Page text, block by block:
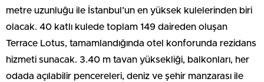
metre uzunluğu ile İstanbul’un en yüksek kulelerinden biri
olacak. 40 katlı kulede toplam 149 daireden oluşan
Terrace Lotus, tamamlandığında otel konforunda rezidans
hizmeti sunacak. 3.40 m tavan yüksekliği, balkonları, her
odada açılabilir pencereleri, deniz ve şehir manzarası ile